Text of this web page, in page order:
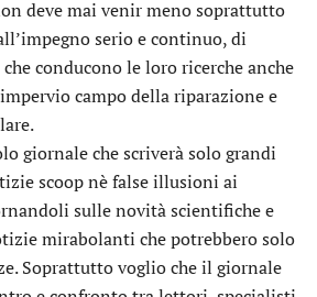
deve mai venir meno soprattutto
serio e continuo, di
conducono le loro ricerche anche
campo della riparazione e
giornale che scriverà solo grandi
scoop nè false illusioni ai
sulle novità scientifiche e
mirabolanti che potrebbero solo
Soprattutto voglio che il giornale